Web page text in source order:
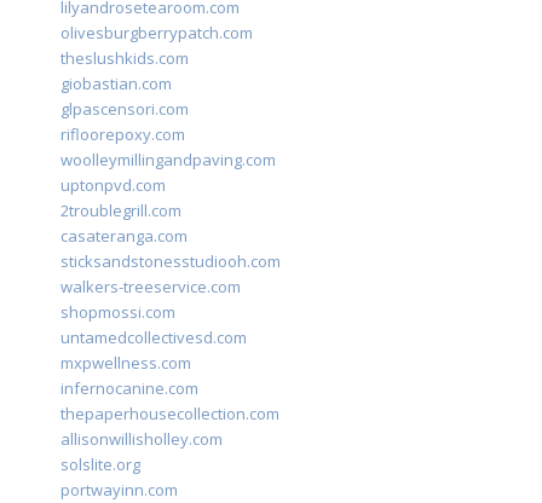
lilyandrosetearoom.com
olivesburgberrypatch.com
theslushkids.com
giobastian.com
glpascensori.com
rifloorepoxy.com
woolleymillingandpaving.com
uptonpvd.com
2troublegrill.com
casateranga.com
sticksandstonesstudiooh.com
walkers-treeservice.com
shopmossi.com
untamedcollectivesd.com
mxpwellness.com
infernocanine.com
thepaperhousecollection.com
allisonwillisholley.com
solslite.org
portwayinn.com